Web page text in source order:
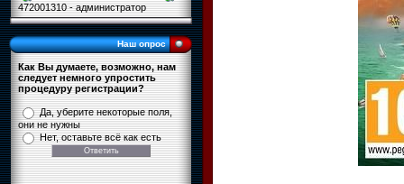
472001310 - администратор
Наш опрос
Как Вы думаете, возможно, нам
следует немного упростить
процедуру регистрации?
Да, уберите некоторые поля,
они не нужны
Нет, оставьте всё как есть